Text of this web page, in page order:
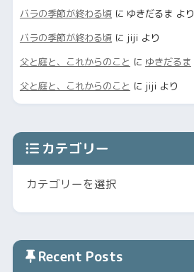
バラの季節が終わる頃に ゆきだるま より
バラの季節が終わる頃に jiji より
父と庭と、これからのこと に ゆきだるま
父と庭と、これからのこと に jiji より
カテゴリー
Recent Posts